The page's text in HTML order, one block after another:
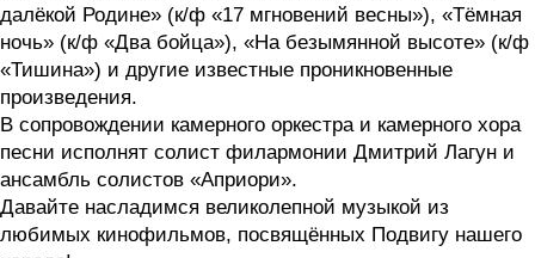
далёкой Родине» (к/ф «17 мгновений весны»), «Тёмная
ночь» (к/ф «Два бойца»), «На безымянной высоте» (к/ф
«Тишина») и другие известные проникновенные
произведения.
В сопровождении камерного оркестра и камерного хора
песни исполнят солист филармонии Дмитрий Лагун и
ансамбль солистов «Априори».
Давайте насладимся великолепной музыкой из
любимых кинофильмов, посвящённых Подвигу нашего